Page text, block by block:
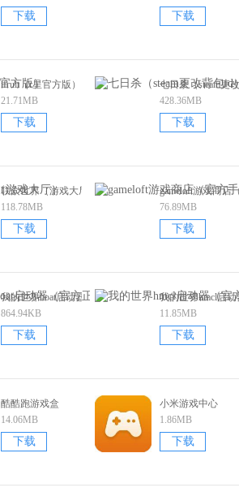
下载 下载
ifruit（r星官方版）
21.71MB
下载
七日杀（steam更
428.36MB
下载
联众世界（游戏大厅）
118.78MB
下载
gameloft游戏商店
76.89MB
下载
我的世界boat启动器（官方正版）
864.94KB
下载
我的世界hmcl启
11.85MB
下载
酷酷跑游戏盒
14.06MB
下载
小米游戏中心
1.86MB
下载